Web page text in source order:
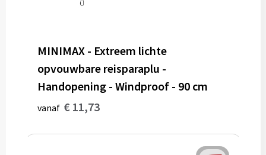
MINIMAX - Extreem lichte
opvouwbare reisparaplu -
Handopening - Windproof - 90 cm
vanaf € 11,73